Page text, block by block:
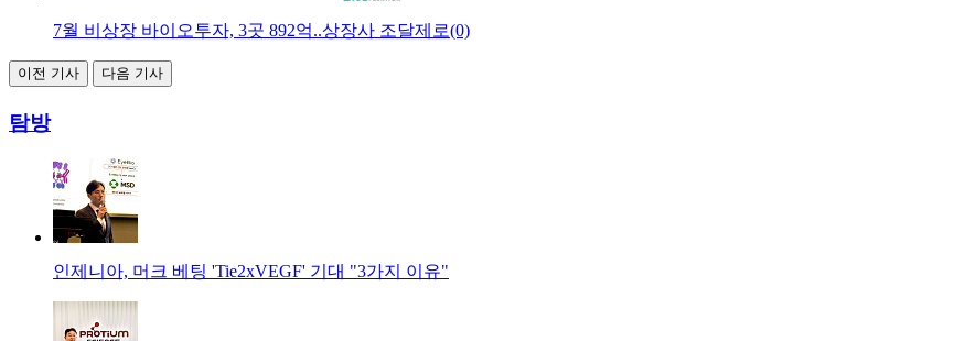
7월 비상장 바이오투자, 3곳 892억..상장사 조달제로(0)
이전 기사 다음 기사
탐방
인제니아, 머크 베팅 'Tie2xVEGF' 기대 "3가지 이유"